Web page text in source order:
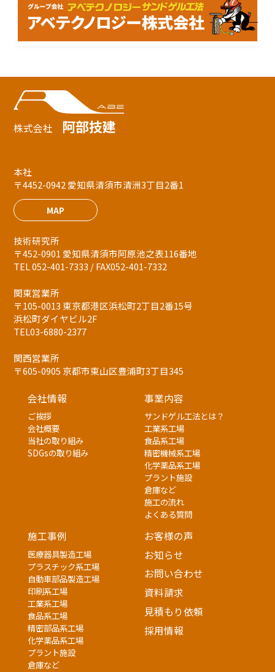
株式会社 阿部技建
本社
〒4452-0942 愛知県清須市清洲3丁目2番1
MAP
技術研究所
〒452-0901 愛知県清須市阿原池之表116番地
TEL 052-401-7333 / FAX052-401-7332
関東営業所
〒105-0013 東京都港区浜松町2丁目2番15号
浜松町ダイヤビル2F
TEL03-6880-2377
関西営業所
〒605-0905 京都市東山区豊浦町3丁目345
会社情報
ご挨拶
会社概要
当社の取り組み
SDGsの取り組み
事業内容
サンドゲル工法とは？
工業系工場
食品系工場
精密機械系工場
化学薬品系工場
プラント施設
倉庫など
施工の流れ
よくある質問
施工事例
医療器具製造工場
プラスチック系工場
自動車部品製造工場
印刷系工場
工業系工場
食品系工場
精密部品系工場
化学薬品系工場
プラント施設
倉庫など
お客様の声
お知らせ
お問い合わせ
資料請求
見積もり依頼
採用情報